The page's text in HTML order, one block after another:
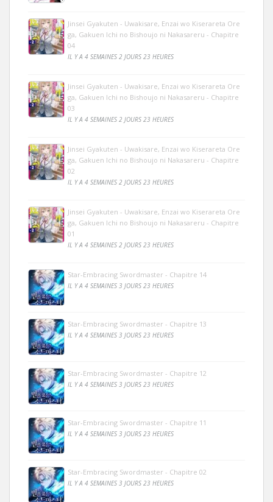
Jinsei Gyakuten - Uwakisare, Enzai wo Kiserareta Ore
ga, Gakuen Ichi no Bishoujo ni Nakasareru - Chapitre
04
IL Y A 4 SEMAINES 2 JOURS 23 HEURES
Jinsei Gyakuten - Uwakisare, Enzai wo Kiserareta Ore
ga, Gakuen Ichi no Bishoujo ni Nakasareru - Chapitre
03
IL Y A 4 SEMAINES 2 JOURS 23 HEURES
Jinsei Gyakuten - Uwakisare, Enzai wo Kiserareta Ore
ga, Gakuen Ichi no Bishoujo ni Nakasareru - Chapitre
02
IL Y A 4 SEMAINES 2 JOURS 23 HEURES
Jinsei Gyakuten - Uwakisare, Enzai wo Kiserareta Ore
ga, Gakuen Ichi no Bishoujo ni Nakasareru - Chapitre
01
IL Y A 4 SEMAINES 2 JOURS 23 HEURES
Star-Embracing Swordmaster - Chapitre 14
IL Y A 4 SEMAINES 3 JOURS 23 HEURES
Star-Embracing Swordmaster - Chapitre 13
IL Y A 4 SEMAINES 3 JOURS 23 HEURES
Star-Embracing Swordmaster - Chapitre 12
IL Y A 4 SEMAINES 3 JOURS 23 HEURES
Star-Embracing Swordmaster - Chapitre 11
IL Y A 4 SEMAINES 3 JOURS 23 HEURES
Star-Embracing Swordmaster - Chapitre 02
IL Y A 4 SEMAINES 3 JOURS 23 HEURES